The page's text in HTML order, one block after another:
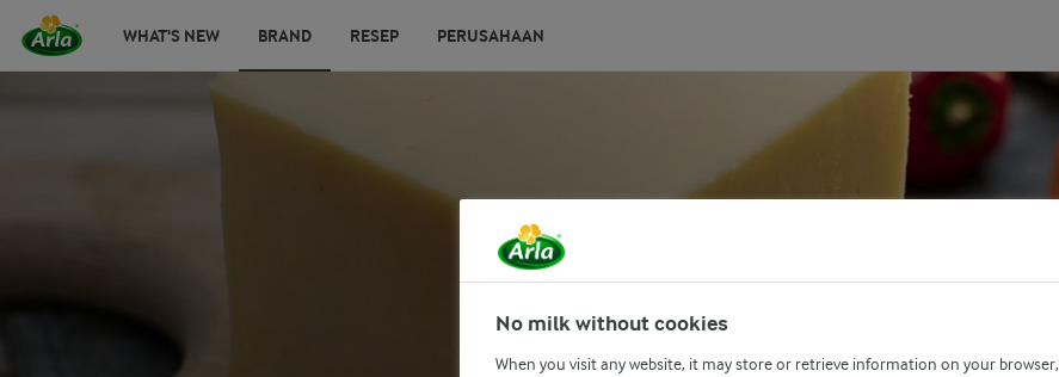
WHAT'S NEW BRAND RESEP PERUSAHAAN
No milk without cookies
When you visit any website, it may store or retrieve information on your browser,